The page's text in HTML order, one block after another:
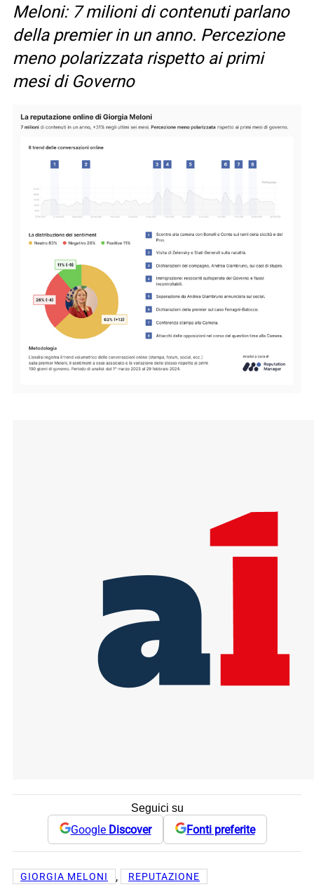
Meloni: 7 milioni di contenuti parlano
della premier in un anno. Percezione
meno polarizzata rispetto ai primi
mesi di Governo
Seguici su
Google Discover Fonti preferite
GIORGIA MELONI , REPUTAZIONE